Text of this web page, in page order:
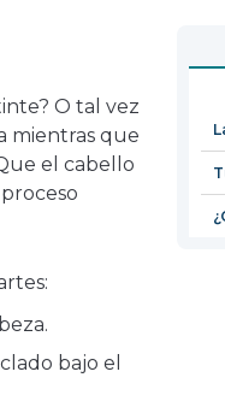
O tal vez
mientras que
el cabello
bajo el